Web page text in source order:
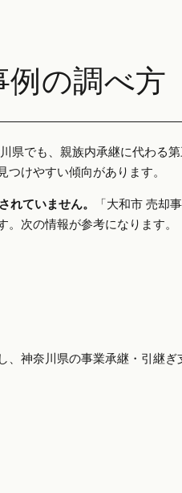
の調べ方
でも、親族内承継に代わる
けやすい傾向があります。
ていません。
「大和市 売却
次の情報が参考になります。
神奈川県の事業承継・引継